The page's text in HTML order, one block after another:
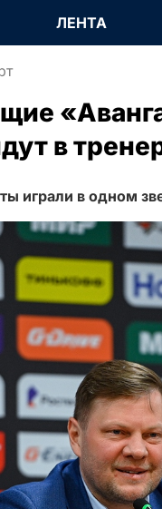
ЛЕНТА
в
играли в одном